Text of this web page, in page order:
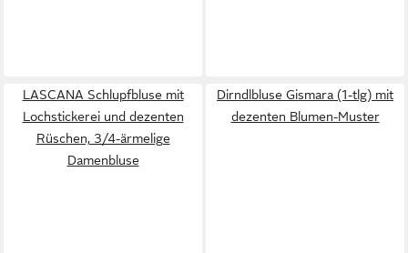
LASCANA Schlupfbluse mit
Lochstickerei und dezenten
Rüschen, 3/4-ärmelige
Damenbluse
Dirndlbluse Gismara (1-tlg) mit
dezenten Blumen-Muster